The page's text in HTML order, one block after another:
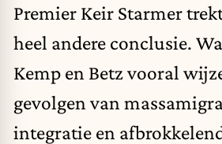
Premier Keir Starmer
heel andere conclusie.
Kemp en Betz vooral
gevolgen van
integratie en